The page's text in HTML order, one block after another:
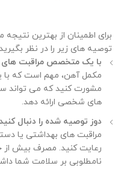
برای اطمینان از بهترین
توصیه های زیر را در نظر
با یک متخصص مراقبت های
مکمل آهن، مهم است که
مشورت کنید که می تواند
های شخصی ارائه دهد.
دوز توصیه شده را دنبال
مراقبت های بهداشتی یا
رعایت کنید. مصرف بیش از
نامطلوبی بر سلامت شما